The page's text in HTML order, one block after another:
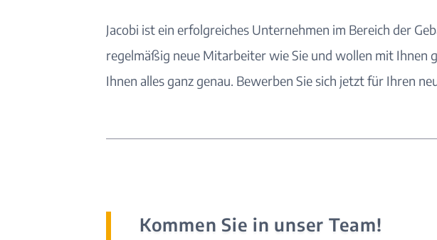
Jacobi ist ein erfolgreiches Unternehmen im Bereich der
regelmäßig neue Mitarbeiter wie Sie und wollen mit Ihnen
Ihnen alles ganz genau. Bewerben Sie sich jetzt für Ihren
Kommen Sie in unser Team!